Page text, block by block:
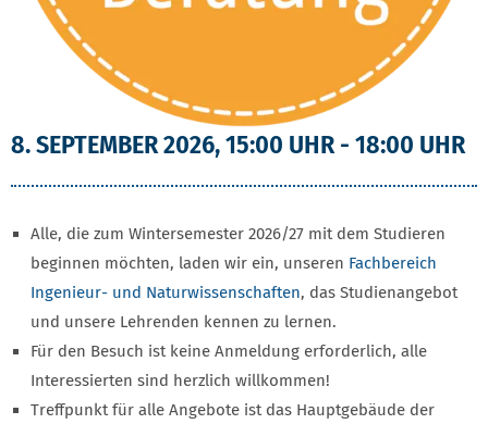
8. SEPTEMBER 2026, 15:00 UHR - 18:00 UHR
Alle, die zum Wintersemester 2026/27 mit dem Studieren
beginnen möchten, laden wir ein, unseren Fachbereich
Ingenieur- und Naturwissenschaften, das Studienangebot
und unsere Lehrenden kennen zu lernen.
Für den Besuch ist keine Anmeldung erforderlich, alle
Interessierten sind herzlich willkommen!
Treffpunkt für alle Angebote ist das Hauptgebäude der